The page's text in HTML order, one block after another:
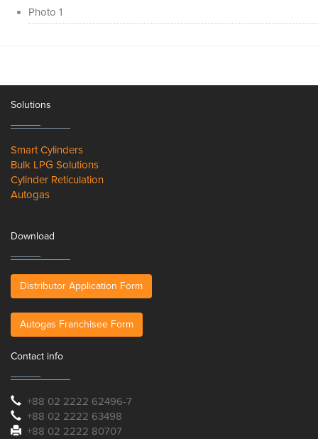
Photo 1
Solutions
Smart Cylinders
Bulk LPG Solutions
Cylinder Reticulation
Autogas
Download
Distributor Application Form
Autogas Franchisee Form
Contact info
+88 02 2222 62496-7
+88 02 2222 63498
+88 02 2222 80707